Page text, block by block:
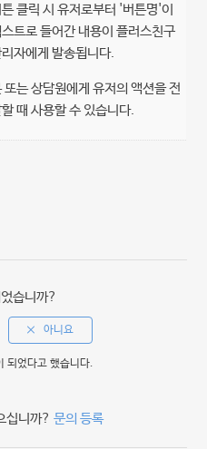
클릭 시 유저로부터 '버튼명'이
스트로 들어간 내용이 플러스친구
자에게 발송됩니다.
또는 상담원에게 유저의 액션을 전
때 사용할 수 있습니다.
습니까?
되었다고 했습니다.
십니까? 문의 등록